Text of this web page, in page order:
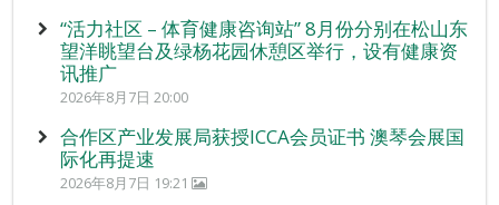
“活力社区 – 体育健康咨询站” 8月份分别在松山东
望洋眺望台及绿杨花园休憩区举行，设有健康资
讯推广
2026年8月7日 20:00
合作区产业发展局获授ICCA会员证书 澳琴会展国
际化再提速
2026年8月7日 19:21